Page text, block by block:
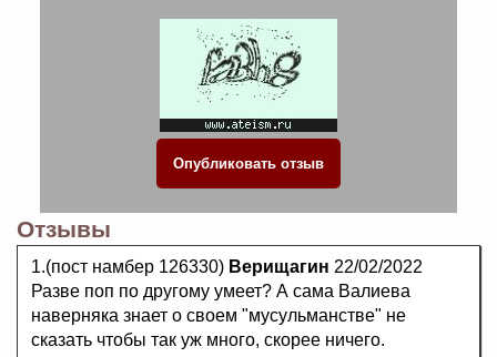
Отзывы
1.(пост намбер 126330) Верищагин 22/02/2022
Разве поп по другому умеет? А сама Валиева
наверняка знает о своем "мусульманстве" не
сказать чтобы так уж много, скорее ничего.